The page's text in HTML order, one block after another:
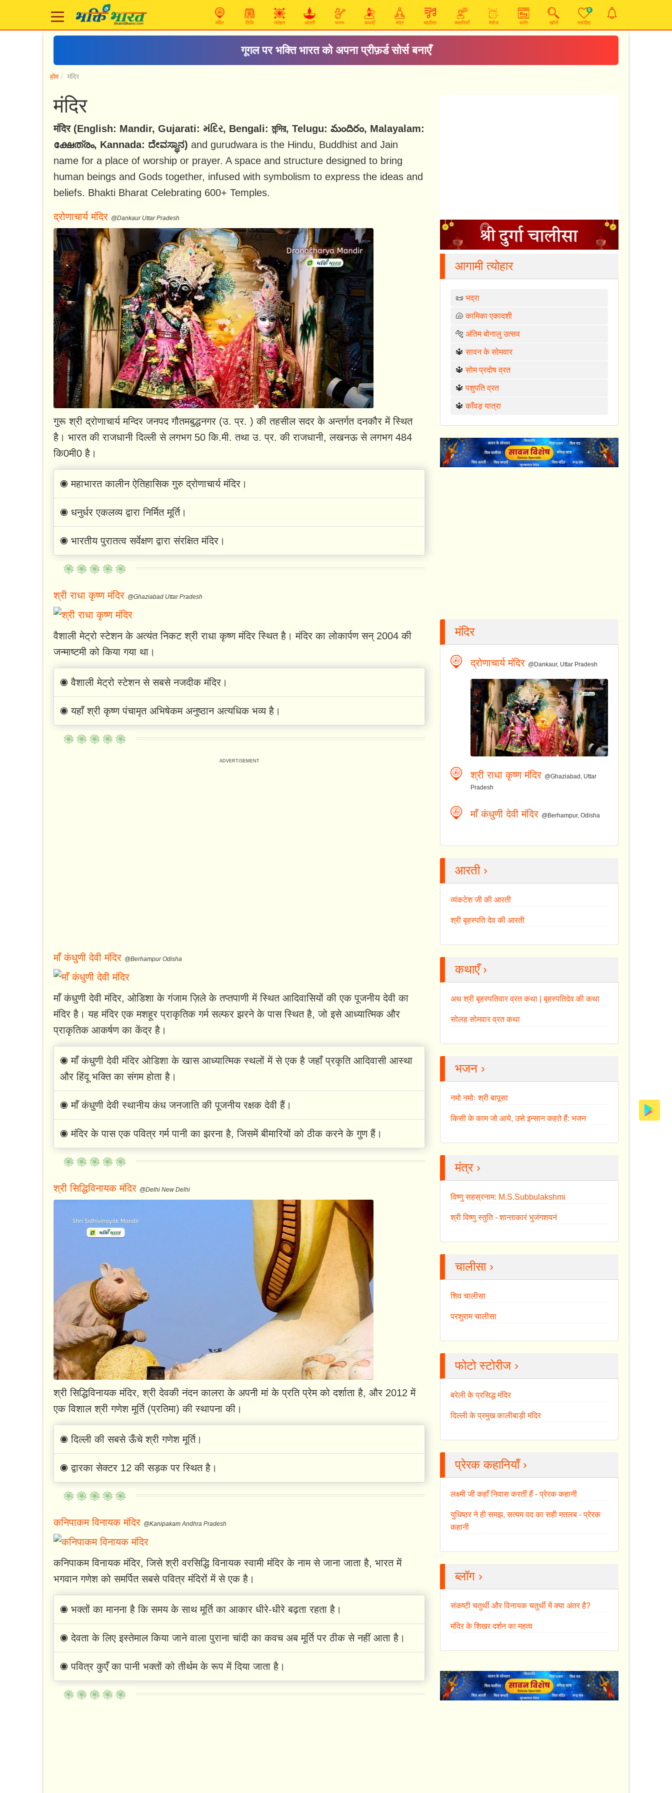
मंदिर तिथि त्योहार आरती भजन कथाएँ मंत्र चालीसा कहानियाँ मेसेज ब्लॉग खोजें
0
पसंदीदा
गूगल पर भक्ति भारत को अपना प्रीफ़र्ड सोर्स बनाएँ
होम मंदिर
मंदिर
मंदिर (English: Mandir, Gujarati: મંદિર, Bengali: মন্দির, Telugu: మందిరం, Malayalam:
ക്ഷേത്രം, Kannada: ದೇವಸ್ಥಾನ) and gurudwara is the Hindu, Buddhist and Jain
name for a place of worship or prayer. A space and structure designed to bring
human beings and Gods together, infused with symbolism to express the ideas and
beliefs. Bhakti Bharat Celebrating 600+ Temples.
द्रोणाचार्य मंदिर @Dankaur Uttar Pradesh
गुरू श्री द्रोणाचार्य मन्दिर जनपद गौतमबुद्धनगर (उ. प्र. ) की तहसील सदर के अन्तर्गत दनकौर में स्थित
है। भारत की राजधानी दिल्‍ली से लगभग 50 कि.मी. तथा उ. प्र. की राजधानी, लखनऊ से लगभग 484
कि0मी0 है।
◉ महाभारत कालीन ऐतिहासिक गुरु द्रोणाचार्य मंदिर।
◉ धनुर्धर एकलव्य द्वारा निर्मित मूर्ति।
◉ भारतीय पुरातत्व सर्वेक्षण द्वारा संरक्षित मंदिर।
श्री राधा कृष्ण मंदिर @Ghaziabad Uttar Pradesh
वैशाली मेट्रो स्टेशन के अत्यंत निकट श्री राधा कृष्ण मंदिर स्थित है। मंदिर का लोकार्पण सन् 2004 की
जन्माष्टमी को किया गया था।
◉ वैशाली मेट्रो स्टेशन से सबसे नजदीक मंदिर।
◉ यहाँ श्री कृष्ण पंचामृत अभिषेकम अनुष्ठान अत्यधिक भव्य है।
माँ कंधुणी देवी मंदिर @Berhampur Odisha
माँ कंधुणी देवी मंदिर, ओडिशा के गंजाम ज़िले के तप्तपाणी में स्थित आदिवासियों की एक पूजनीय देवी का
मंदिर है। यह मंदिर एक मशहूर प्राकृतिक गर्म सल्फर झरने के पास स्थित है, जो इसे आध्यात्मिक और
प्राकृतिक आकर्षण का केंद्र है।
◉ माँ कंधुणी देवी मंदिर ओडिशा के खास आध्यात्मिक स्थलों में से एक है जहाँ प्रकृति आदिवासी आस्था
और हिंदू भक्ति का संगम होता है।
◉ माँ कंधुणी देवी स्थानीय कंध जनजाति की पूजनीय रक्षक देवी हैं।
◉ मंदिर के पास एक पवित्र गर्म पानी का झरना है, जिसमें बीमारियों को ठीक करने के गुण हैं।
श्री सिद्धिविनायक मंदिर @Delhi New Delhi
श्री सिद्धिविनायक मंदिर, श्री देवकी नंदन कालरा के अपनी मां के प्रति प्रेम को दर्शाता है, और 2012 में
एक विशाल श्री गणेश मूर्ति (प्रतिमा) की स्थापना की।
◉ दिल्ली की सबसे ऊँचे श्री गणेश मूर्ति।
◉ द्वारका सेक्टर 12 की सड़क पर स्थित है।
कनिपाकम विनायक मंदिर @Kanipakam Andhra Pradesh
कनिपाकम विनायक मंदिर, जिसे श्री वरसिद्धि विनायक स्वामी मंदिर के नाम से जाना जाता है, भारत में
भगवान गणेश को समर्पित सबसे पवित्र मंदिरों में से एक है।
◉ भक्तों का मानना ​​है कि समय के साथ मूर्ति का आकार धीरे-धीरे बढ़ता रहता है।
◉ देवता के लिए इस्तेमाल किया जाने वाला पुराना चांदी का कवच अब मूर्ति पर ठीक से नहीं आता है।
◉ पवित्र कुएँ का पानी भक्तों को तीर्थम के रूप में दिया जाता है।
आगामी त्योहार
📜भद्रा
🐚कामिका एकादशी
🐅अंतिम बोनालु उत्सव
🔱सावन के सोमवार
🔱सोम प्रदोष व्रत
🔱पशुपति व्रत
🔱काँवड़ यात्रा
मंदिर
द्रोणाचार्य मंदिर @Dankaur, Uttar Pradesh
श्री राधा कृष्ण मंदिर @Ghaziabad, Uttar
Pradesh
माँ कंधुणी देवी मंदिर @Berhampur, Odisha
आरती ›
व्यंकटेश जी की आरती
श्री बृहस्पति देव की आरती
कथाएँ ›
अथ श्री बृहस्पतिवार व्रत कथा | बृहस्पतिदेव की कथा
सोलह सोमवार व्रत कथा
भजन ›
नमो नमोः श्री बापूसा
किसी के काम जो आये, उसे इन्सान कहते हैं: भजन
मंत्र ›
विष्णु सहस्रनाम: M.S.Subbulakshmi
श्री विष्णु स्तुति - शान्ताकारं भुजंगशयनं
चालीसा ›
शिव चालीसा
परशुराम चालीसा
फोटो स्टोरीज ›
बरेली के प्रसिद्ध मंदिर
दिल्ली के प्रमुख कालीबाड़ी मंदिर
प्रेरक कहानियाँ ›
लक्ष्मी जी कहाँ निवास करतीं हैं - प्रेरक कहानी
युधिष्ठर ने ही समझ, सत्यम वद का सही मतलब - प्रेरक
कहानी
ब्लॉग ›
संकष्टी चतुर्थी और विनायक चतुर्थी में क्या अंतर है?
मंदिर के शिखर दर्शन का महत्व